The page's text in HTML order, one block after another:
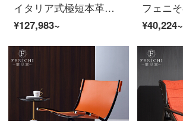
イタリア式極短本革ソファ椅子オレンジの鞍皮胡桃木現代軽量高级腕掛椅子【イタリア鞍皮】ソファチェア
¥127,983~
¥40,224~